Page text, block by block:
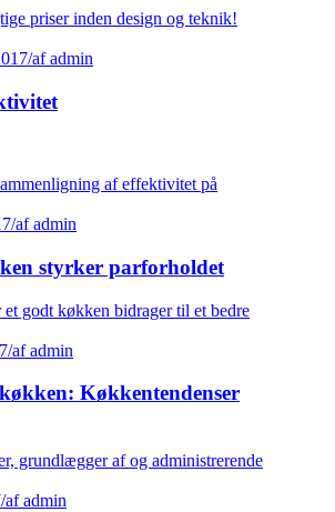
priser inden design og teknik!
/af admin
af effektivitet på
/af admin
styrker parforholdet
et godt køkken bidrager til et bedre
/af admin
Køkkentendenser
grundlægger af og administrerende
/af admin